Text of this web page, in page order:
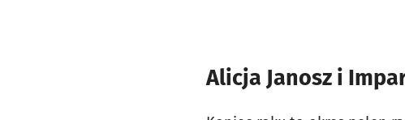
Alicja Janosz i